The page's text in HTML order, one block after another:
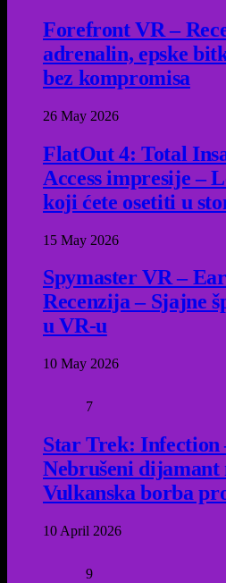
Forefront VR –
adrenalin, epske
bez kompromisa
26 May 2026
FlatOut 4: Total
Access impresije –
koji ćete osetiti u
15 May 2026
Spymaster VR –
Recenzija – Sjajne
u VR-u
10 May 2026
7
Star Trek: Infection
Nebrušeni dijamant
Vulkanska borba
10 April 2026
9